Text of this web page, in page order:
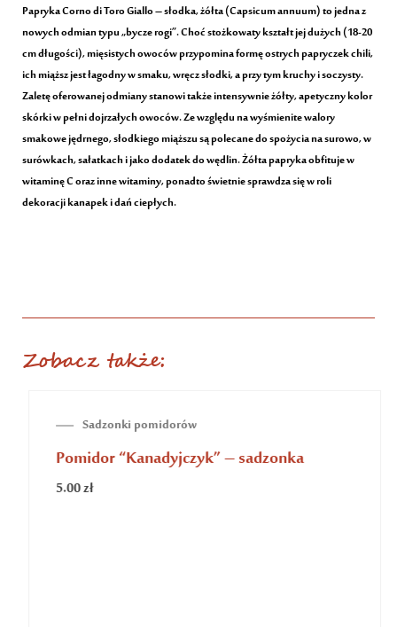
Papryka Corno di Toro Giallo – słodka, żółta (Capsicum annuum) to jedna z
nowych odmian typu „bycze rogi”. Choć stożkowaty kształt jej dużych (18-20
cm długości), mięsistych owoców przypomina formę ostrych papryczek chili,
ich miąższ jest łagodny w smaku, wręcz słodki, a przy tym kruchy i soczysty.
Zaletę oferowanej odmiany stanowi także intensywnie żółty, apetyczny kolor
skórki w pełni dojrzałych owoców. Ze względu na wyśmienite walory
smakowe jędrnego, słodkiego miąższu są polecane do spożycia na surowo, w
surówkach, sałatkach i jako dodatek do wędlin. Żółta papryka obfituje w
witaminę C oraz inne witaminy, ponadto świetnie sprawdza się w roli
dekoracji kanapek i dań ciepłych.
Zobacz także:
Sadzonki pomidorów
Pomidor “Kanadyjczyk” – sadzonka
5.00zł